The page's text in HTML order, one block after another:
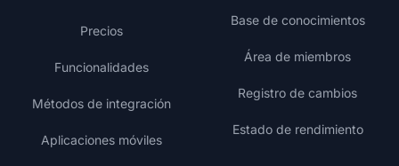
Precios
Funcionalidades
Métodos de integración
Aplicaciones móviles
Base de conocimientos
Área de miembros
Registro de cambios
Estado de rendimiento